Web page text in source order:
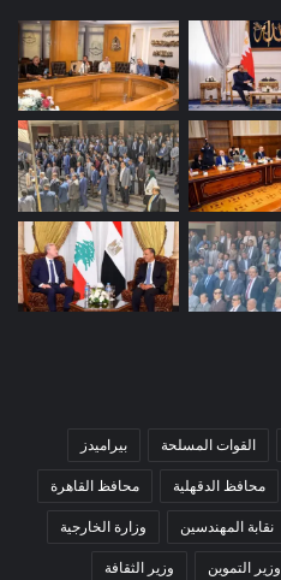
القوات المسلحة
بيراميدز
محافظ الدقهلية
محافظ القاهرة
نقابة المهندسين
وزارة الخارجية
وزير التموين
وزير الثقافة